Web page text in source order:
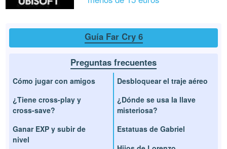
Guía Far Cry 6
Preguntas frecuentes
Cómo jugar con amigos
¿Tiene cross-play y
cross-save?
Ganar EXP y subir de
nivel
Desbloquear el traje aéreo
¿Dónde se usa la llave
misteriosa?
Estatuas de Gabriel